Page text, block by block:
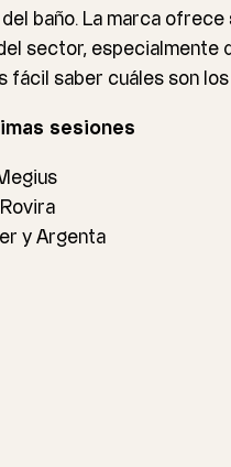
baño. La marca
sector, especialmente
fácil saber cuáles son
sesiones
y Argenta